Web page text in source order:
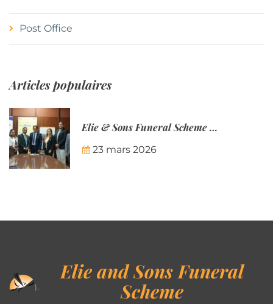
Post Office
Articles populaires
Elie & Sons Funeral Scheme et la Poste de Maurice s’associent pour rendre les plans funéraires plus accessibles aux familles mauriciennes.
23 mars 2026
Elie and Sons Funeral
Scheme